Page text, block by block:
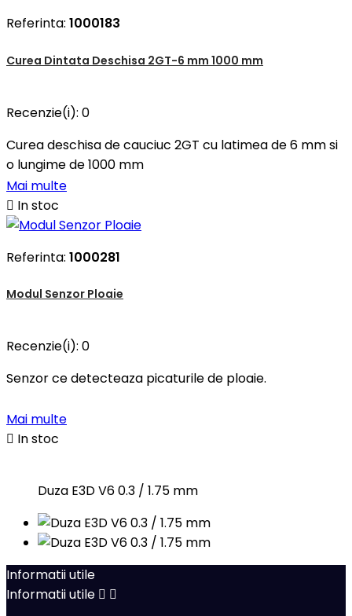
Referinta: 1000183
Curea Dintata Deschisa 2GT-6 mm 1000 mm
Recenzie(i): 0
Curea deschisa de cauciuc 2GT cu latimea de 6 mm si
o lungime de 1000 mm
Mai multe
 In stoc
Referinta: 1000281
Modul Senzor Ploaie
Recenzie(i): 0
Senzor ce detecteaza picaturile de ploaie.
Mai multe
 In stoc
Duza E3D V6 0.3 / 1.75 mm
Informatii utile
Informatii utile  